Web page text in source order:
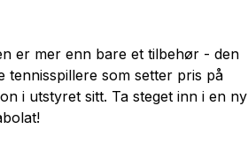
er mer enn bare et tilbehør - den
som setter pris på
i utstyret sitt. Ta steget inn i en ny